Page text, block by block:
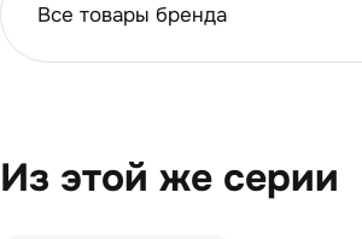
Все товары бренда
Из этой же серии